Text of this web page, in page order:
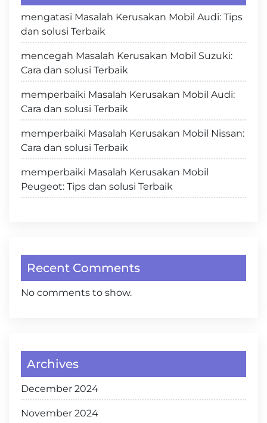
mengatasi Masalah Kerusakan Mobil Audi: Tips
dan solusi Terbaik
mencegah Masalah Kerusakan Mobil Suzuki:
Cara dan solusi Terbaik
memperbaiki Masalah Kerusakan Mobil Audi:
Cara dan solusi Terbaik
memperbaiki Masalah Kerusakan Mobil Nissan:
Cara dan solusi Terbaik
memperbaiki Masalah Kerusakan Mobil
Peugeot: Tips dan solusi Terbaik
Recent Comments
No comments to show.
Archives
December 2024
November 2024